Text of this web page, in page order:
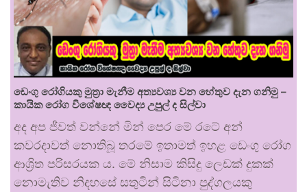
ඩෙංගු රෝගියකු ⁣මුත්‍රා මැනීම අත්‍යවශ්‍ය වන හේතුව දැන ගනිමු –
කායික රෝග විශේෂඥ වෛද්‍ය උපුල් ද සිල්වා
අද අප ජීවත් වන්නේ මින් පෙර මේ රටේ අන්
කවරදාවත් නොතිබූ තරමේ ඉතාමත් ඉහළ ඩෙංගු රෝග
ආශ්‍රිත පරිසරයක ය. මේ නිසාම කිසිදු ලෙඩක් දුකක්
නොමැතිව නිදහසේ සතුටින් සිටිනා පුද්ගලයකු